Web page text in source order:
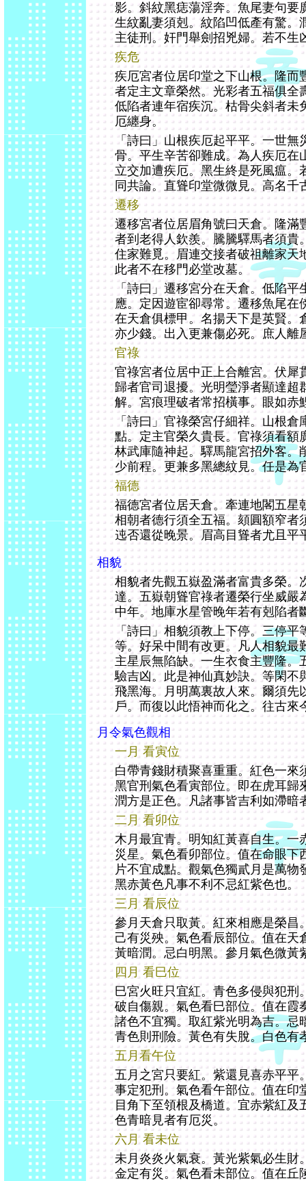
影。斜紋黑痣蕩淫奔。魚尾妻句要
生紋亂妻須剋。紋陷凹低產有驚。
主徒刑。奸門舉劍招兇婦。若不生
疾危
疾厄宮者位居印堂之下山根。隆而
者定主文章榮然。光彩者五福俱全
低陷者連年宿疾沉。枯骨尖斜者未
厄纏身。
「詩曰」山根疾厄起平平。一世
骨。平生辛苦卻難成。為人疾厄在
立交加遭疾厄。黑生終是死風瘟。
同共論。直聳印堂微微見。高名千
遷移
遷移宮者位居眉角號曰天倉。隆滿
者到老得人欽羨。騰騰驛馬者須貴
住家難覓。眉連交接者破祖離家天
此者不在移門必堂改墓。
「詩曰」遷移宮分在天倉。低陷
應。定因遊宦卻尋常。遷移魚尾在
在天倉俱標甲。名揚天下是英賢。
亦少錢。出入更兼傷必死。庶人離
官祿
官祿宮者位居中正上合離宮。伏犀
歸者官司退擾。光明瑩淨者顯達超
解。宮痕理破者常招橫事。眼如赤
「詩曰」官祿榮宮仔細祥。山根
點。定主官榮久貴長。官祿須看額
林武庫隨神起。驛馬龍宮招外客。
少前程。更兼多黑總紋見。任是為
福德
福德宮者位居天倉。牽連地閣五星
相朝者德行須全五福。頦圓額窄者
迍否還從晚景。眉高目聳者尤且平
相貌
相貌者先觀五嶽盈滿者富貴多榮。
達。五嶽朝聳官祿者遷榮行坐威嚴
中年。地庫水星管晚年若有剋陷者
「詩曰」相貌須教上下停。三停
等。好呆中間有改更。凡人相貌最
主星辰無陷缺。一生衣食主豐隆
驗吉凶。此是神仙真妙訣。等閑不
飛黑海。月明萬裏故人來。爾須先
戶。而復以此悟神而化之。往古來
月令氣色觀相
一月 看寅位
白帶青錢財積聚喜重重。紅色一來
黑官刑氣色看寅部位。即在虎耳歸
潤方是正色。凡諸事皆吉利如滯暗
二月 看卯位
木月最宜青。明知紅黃喜自生。一
災星。氣色看卯部位。值在命眼下
片不宜成點。觀氣色獨貳月是萬物
黑赤黃色凡事不利不忌紅紫色也。
三月 看辰位
參月天倉只取黃。紅來相應是榮昌
己有災殃。氣色看辰部位。值在天
黃暗潤。忌白明黑。參月氣色微黃
四月 看巳位
巳宮火旺只宜紅。青色多侵與犯刑
破自傷親。氣色看巳部位。值在霞
諸色不宜獨。取紅紫光明為吉。忌
青色則刑險。黃色有失脫。白色有
五月看午位
五月之宮只要紅。紫還見喜赤平平
事定犯刑。氣色看午部位。值在印
目角下至領根及橋道。宜赤紫紅及
色青暗見者有厄災。
六月 看未位
未月炎炎火氣衰。黃光紫氣必生財
金定有災。氣色看未部位。值在丘